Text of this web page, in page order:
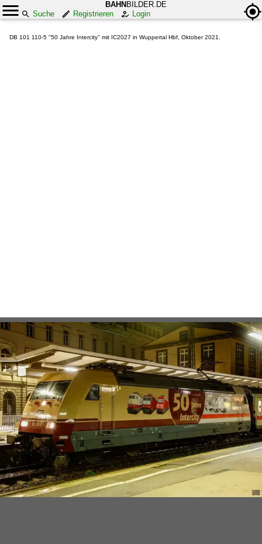
BAHN BILDER.DE
Suche
Registrieren Login
DB 101 110-5 "50 Jahre Intercity" mit IC2027 in Wuppertal Hbf, Oktober 2021.